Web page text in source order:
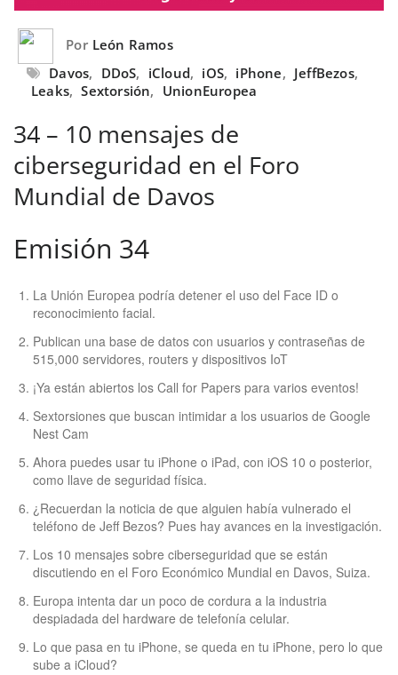
Por León Ramos
Davos, DDoS, iCloud, iOS, iPhone, JeffBezos,
Leaks, Sextorsión, UnionEuropea
34 – 10 mensajes de
ciberseguridad en el Foro
Mundial de Davos
Emisión 34
La Unión Europea podría detener el uso del Face ID o
reconocimiento facial.
Publican una base de datos con usuarios y contraseñas de
515,000 servidores, routers y dispositivos IoT
¡Ya están abiertos los Call for Papers para varios eventos!
Sextorsiones que buscan intimidar a los usuarios de Google
Nest Cam
Ahora puedes usar tu iPhone o iPad, con iOS 10 o posterior,
como llave de seguridad física.
¿Recuerdan la noticia de que alguien había vulnerado el
teléfono de Jeff Bezos? Pues hay avances en la investigación.
Los 10 mensajes sobre ciberseguridad que se están
discutiendo en el Foro Económico Mundial en Davos, Suiza.
Europa intenta dar un poco de cordura a la industria
despiadada del hardware de telefonía celular.
Lo que pasa en tu iPhone, se queda en tu iPhone, pero lo que
sube a iCloud?